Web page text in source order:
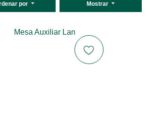
por Mostrar